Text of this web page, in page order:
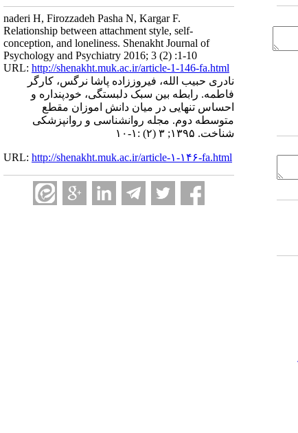
naderi H, Firozzadeh Pasha N, Kargar F.
Relationship between attachment style, self-
conception, and loneliness. Shenakht Journal of
Psychology and Psychiatry 2016; 3 (2) :1-10
URL: http://shenakht.muk.ac.ir/article-1-146-fa.html
نادری حبیب الله، فیروززاده پاشا نرگس، کارگر
فاطمه. رابطه بین سبک دلبستگی، خودپنداره و
احساس تنهایی در میان دانش اموزان مقطع
متوسطه دوم. مجله روانشناسی و روانپزشکی
شناخت. ۱۳۹۵; ۳ (۲) :۱-۱۰
URL: http://shenakht.muk.ac.ir/article-۱-۱۴۶-fa.html